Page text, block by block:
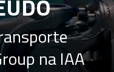
na IAA